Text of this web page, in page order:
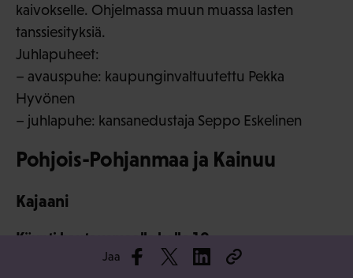
kaivokselle. Ohjelmassa muun muassa lasten
tanssiesityksiä.
Juhlapuheet:
– avauspuhe: kaupunginvaltuutettu Pekka
Hyvönen
– juhlapuhe: kansanedustaja Seppo Eskelinen
Pohjois-Pohjanmaa ja Kainuu
Kajaani
Käynti hautausmaalla kello 10
Jaa